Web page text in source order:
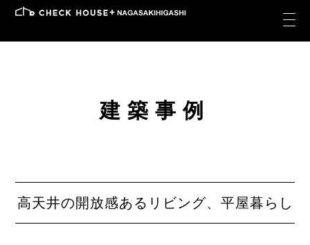
建築事例
高天井の開放感あるリビング、平屋暮らし